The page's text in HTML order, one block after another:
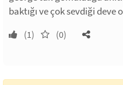
baktığı ve çok sevdiği
(1) (0)